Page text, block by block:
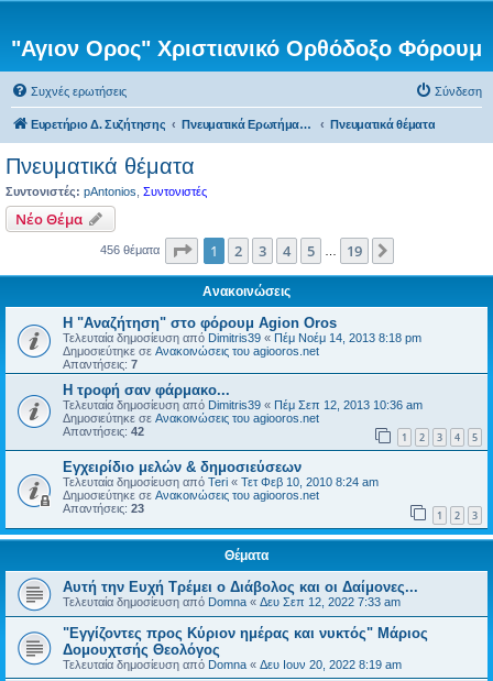
"Αγιον Ορος" Χριστιανικό Ορθόδοξο Φόρουμ
Συχνές ερωτήσεις Σύνδεση
Ευρετήριο Δ. Συζήτησης Πνευματικά Ερωτήματα προς τον π. Αντώνιο Πνευματικά θέματα
Πνευματικά θέματα
Συντονιστές: pAntonios Συντονιστές
Νέο Θέμα
456 θέματα Σελίδα από19
1 2 3 4 5 19
Ανακοινώσεις
Η "Αναζήτηση" στο φόρουμ Agion Oros
Τελευταία δημοσίευση από Dimitris39 « Πέμ Νοέμ 14, 2013 8:18 pm
Δημοσιεύτηκε σε Ανακοινώσεις του agiooros.net
Απαντήσεις: 7
H τροφή σαν φάρμακο...
Τελευταία δημοσίευση από Dimitris39 « Πέμ Σεπ 12, 2013 10:36 am
Δημοσιεύτηκε σε Ανακοινώσεις του agiooros.net
Απαντήσεις: 42 1 2 3 4 5
Εγχειρίδιο μελών & δημοσιεύσεων
Τελευταία δημοσίευση από Teri « Τετ Φεβ 10, 2010 8:24 am
Δημοσιεύτηκε σε Ανακοινώσεις του agiooros.net
Απαντήσεις: 23 1 2 3
Θέματα
Αυτή την Ευχή Τρέμει ο Διάβολος και οι Δαίμονες...
Τελευταία δημοσίευση από Domna « Δευ Σεπ 12, 2022 7:33 am
"Εγγίζοντες προς Κύριον ημέρας και νυκτός" Μάριος
Δομουχτσής Θεολόγος
Τελευταία δημοσίευση από Domna « Δευ Ιουν 20, 2022 8:19 am